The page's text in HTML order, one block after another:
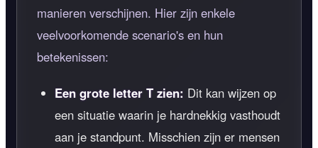
manieren verschijnen. Hier zijn enkele
veelvoorkomende scenario's en hun
betekenissen:
Een grote letter T zien: Dit kan wijzen op
een situatie waarin je hardnekkig vasthoudt
aan je standpunt. Misschien zijn er mensen